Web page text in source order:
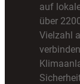
auf
über
Vielzahl